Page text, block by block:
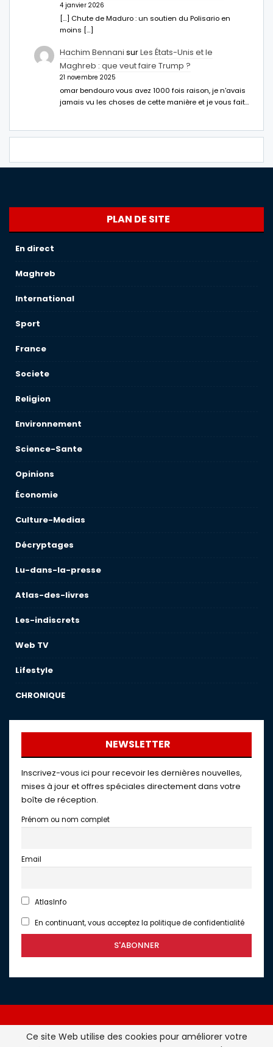
4 janvier 2026
[…] Chute de Maduro : un soutien du Polisario en
moins […]
Hachim Bennani surLes États-Unis et le
Maghreb : que veut faire Trump ?
21 novembre 2025
omar bendouro vous avez 1000 fois raison, je n'avais
jamais vu les choses de cette manière et je vous fait…
PLAN DE SITE
En direct
Maghreb
International
Sport
France
Societe
Religion
Environnement
Science-Sante
Opinions
Économie
Culture-Medias
Décryptages
Lu-dans-la-presse
Atlas-des-livres
Les-indiscrets
Web TV
Lifestyle
CHRONIQUE
NEWSLETTER
Inscrivez-vous ici pour recevoir les dernières nouvelles,
mises à jour et offres spéciales directement dans votre
boîte de réception.
Prénom ou nom complet
Email
AtlasInfo
En continuant, vous acceptez la politique de confidentialité
Ce site Web utilise des cookies pour améliorer votre